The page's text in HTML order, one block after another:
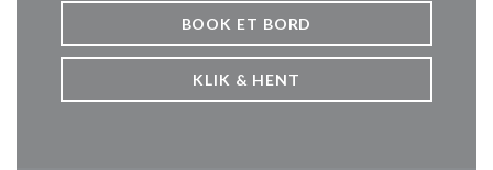
BOOK ET BORD
KLIK & HENT